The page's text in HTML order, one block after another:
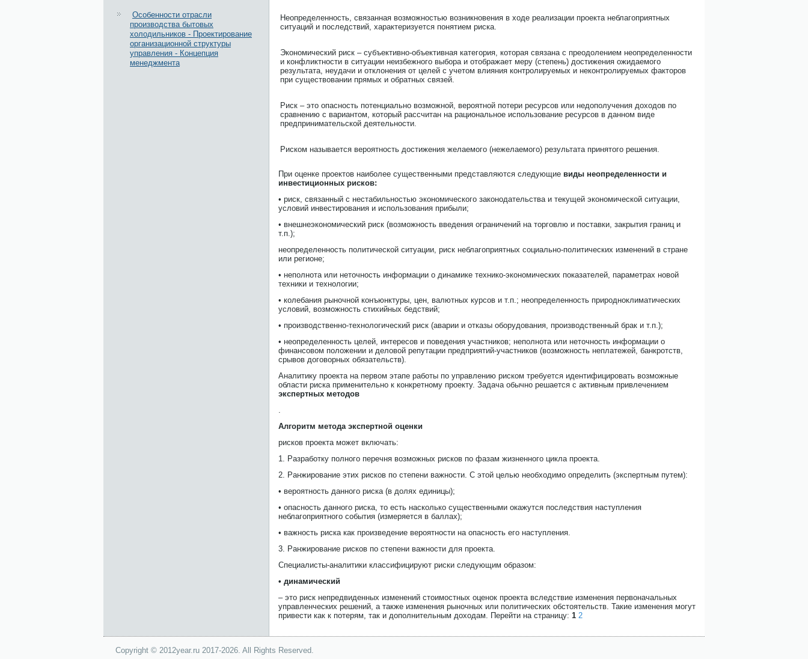
Особенности отрасли
производства бытовых
холодильников - Проектирование
организационной структуры
управления - Концепция
менеджмента
Неопределенность, связанная возможностью возникновения в ходе реализации проекта неблагоприятных
ситуаций и последствий, характеризуется понятием риска.
Экономический риск – субъективно-объективная категория, которая связана с преодолением неопределенности
и конфликтности в ситуации неизбежного выбора и отображает меру (степень) достижения ожидаемого
результата, неудачи и отклонения от целей с учетом влияния контролируемых и неконтролируемых факторов
при существовании прямых и обратных связей.
Риск – это опасность потенциально возможной, вероятной потери ресурсов или недополучения доходов по
сравнению с вариантом, который рассчитан на рациональное использование ресурсов в данном виде
предпринимательской деятельности.
Риском называется вероятность достижения желаемого (нежелаемого) результата принятого решения.
При оценке проектов наиболее существенными представляются следующие виды неопределенности и
инвестиционных рисков:
• риск, связанный с нестабильностью экономического законодательства и текущей экономической ситуации,
условий инвестирования и использования прибыли;
• внешнеэкономический риск (возможность введения ограничений на торговлю и поставки, закрытия границ и
т.п.);
неопределенность политической ситуации, риск неблагоприятных социально-политических изменений в стране
или регионе;
• неполнота или неточность информации о динамике технико-экономических показателей, параметрах новой
техники и технологии;
• колебания рыночной конъюнктуры, цен, валютных курсов и т.п.; неопределенность природноклиматических
условий, возможность стихийных бедствий;
• производственно-технологический риск (аварии и отказы оборудования, производственный брак и т.п.);
• неопределенность целей, интересов и поведения участников; неполнота или неточность информации о
финансовом положении и деловой репутации предприятий-участников (возможность неплатежей, банкротств,
срывов договорных обязательств).
Аналитику проекта на первом этапе работы по управлению риском требуется идентифицировать возможные
области риска применительно к конкретному проекту. Задача обычно решается с активным привлечением
экспертных методов
.
Алгоритм метода экспертной оценки
рисков проекта может включать:
1. Разработку полного перечня возможных рисков по фазам жизненного цикла проекта.
2. Ранжирование этих рисков по степени важности. С этой целью необходимо определить (экспертным путем):
• вероятность данного риска (в долях единицы);
• опасность данного риска, то есть насколько существенными окажутся последствия наступления
неблагоприятного события (измеряется в баллах);
• важность риска как произведение вероятности на опасность его наступления.
3. Ранжирование рисков по степени важности для проекта.
Специалисты-аналитики классифицируют риски следующим образом:
• динамический
– это риск непредвиденных изменений стоимостных оценок проекта вследствие изменения первоначальных
управленческих решений, а также изменения рыночных или политических обстоятельств. Такие изменения могут
привести как к потерям, так и дополнительным доходам. Перейти на страницу: 1 2
Copyright © 2012year.ru 2017-2026. All Rights Reserved.